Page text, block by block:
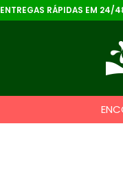
ENTREGAS RÁPIDAS EM 24/